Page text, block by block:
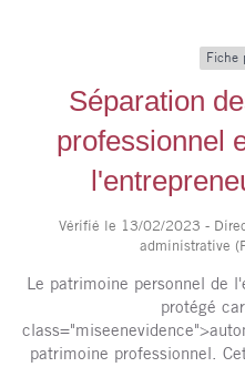
Fiche
Séparation
professionnel
Vérifié le 13/02/2023 -
administrative
Le patrimoine personnel de
protégé
patrimoine professionnel.